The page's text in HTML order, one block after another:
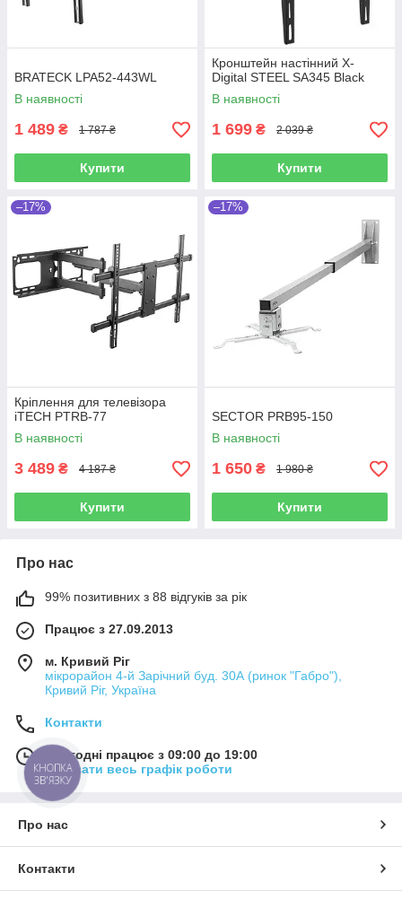
BRATECK LPA52-443WL
В наявності
1 489 ₴ 1 787 ₴
Купити
Кронштейн настінний X-
Digital STEEL SA345 Black
В наявності
1 699 ₴ 2 039 ₴
Купити
–17%
Кріплення для телевізора
iTECH PTRB-77
В наявності
3 489 ₴ 4 187 ₴
Купити
–17%
SECTOR PRB95-150
В наявності
1 650 ₴ 1 980 ₴
Купити
Про нас
99% позитивних з 88 відгуків за рік
Працює з 27.09.2013
м. Кривий Ріг
мікрорайон 4-й Зарічний буд. 30А (ринок "Габро"),
Кривий Ріг, Україна
Контакти
Сьогодні працює з 09:00 до 19:00
Показати весь графік роботи
Про нас
Контакти
КНОПКА
ЗВ'ЯЗКУ